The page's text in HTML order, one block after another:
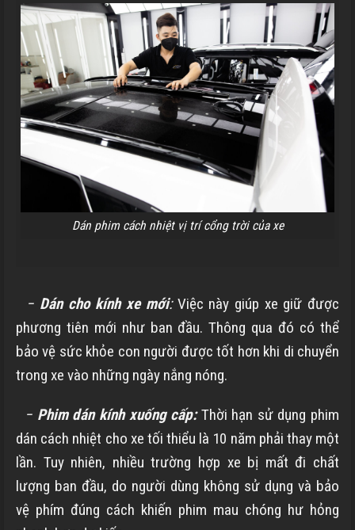
Dán phim cách nhiệt vị trí cổng trời của xe
− Dán cho kính xe mới:Việc này giúp xe giữ được
phương tiên mới như ban đầu. Thông qua đó có thể
bảo vệ sức khỏe con người được tốt hơn khi di chuyển
trong xe vào những ngày nắng nóng.
− Phim dán kính xuống cấp:Thời hạn sử dụng phim
dán cách nhiệt cho xe tối thiểu là 10 năm phải thay một
lần. Tuy nhiên, nhiều trường hợp xe bị mất đi chất
lượng ban đầu, do người dùng không sử dụng và bảo
vệ phím đúng cách khiến phim mau chóng hư hỏng